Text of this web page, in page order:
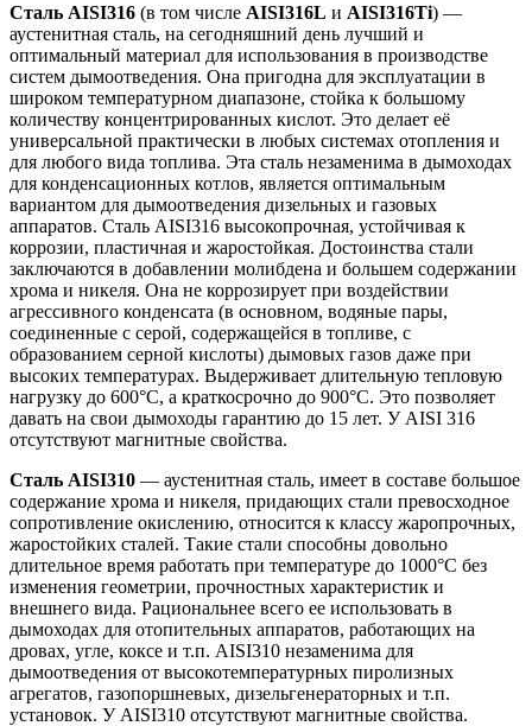
Сталь AISI316 (в том числе AISI316L и AISI316Ti) —
аустенитная сталь, на сегодняшний день лучший и
оптимальный материал для использования в производстве
систем дымоотведения. Она пригодна для эксплуатации в
широком температурном диапазоне, стойка к большому
количеству концентрированных кислот. Это делает её
универсаль­ной практически в любых системах отопления и
для любого вида топлива. Эта сталь незаменима в дымоходах
для конденсационных котлов, является оптимальным
вариантом для дымоотведения дизельных и газовых
аппаратов. Сталь AISI316 высокопрочная, устойчивая к
коррозии, пластичная и жаростойкая. Достоинства стали
заключаются в добавлении молибдена и большем содержании
хрома и никеля. Она не коррозирует при воздействии
агрессивного конденсата (в основном, водяные пары,
соединенные с серой, содержащейся в топливе, с
образованием серной кислоты) дымовых газов даже при
высоких температурах. Выдерживает длительную тепловую
нагрузку до 600°С, а краткосрочно до 900°С. Это позволяет
давать на свои дымоходы гарантию до 15 лет. У AISI 316
отсутствуют магнитные свойства.
Сталь AISI310 — аустенитная сталь, имеет в составе большое
содержание хрома и никеля, придающих стали превосходное
сопротивление окислению, относится к классу жаропрочных,
жаростойких сталей. Такие стали способны довольно
длительное время работать при температуре до 1000°С без
изменения геометрии, прочностных характеристик и
внешнего вида. Рациональнее всего ее использовать в
дымоходах для отопительных аппаратов, работающих на
дровах, угле, коксе и т.п. AISI310 незаменима для
дымоотведения от высокотемпературных пиролизных
агрегатов, газопоршневых, дизельгенераторных и т.п.
установок. У AISI310 отсутствуют магнитные свойства.